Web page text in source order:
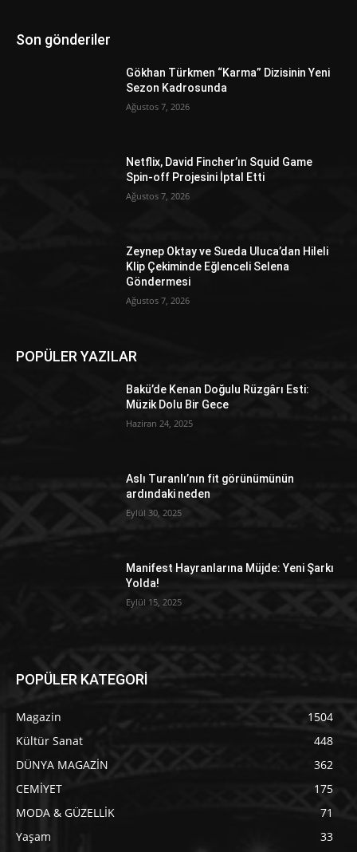
Son gönderiler
Gökhan Türkmen “Karma” Dizisinin Yeni
Sezon Kadrosunda
Ağustos 7, 2026
Netflix, David Fincher’ın Squid Game
Spin-off Projesini İptal Etti
Ağustos 7, 2026
Zeynep Oktay ve Sueda Uluca’dan Hileli
Klip Çekiminde Eğlenceli Selena
Göndermesi
Ağustos 7, 2026
POPÜLER YAZILAR
Bakü’de Kenan Doğulu Rüzgârı Esti:
Müzik Dolu Bir Gece
Haziran 24, 2025
Aslı Turanlı’nın fit görünümünün
ardındaki neden
Eylül 30, 2025
Manifest Hayranlarına Müjde: Yeni Şarkı
Yolda!
Eylül 15, 2025
POPÜLER KATEGORİ
Magazin
1504
Kültür Sanat
448
DÜNYA MAGAZİN
362
CEMİYET
175
MODA & GÜZELLİK
71
Yaşam
33